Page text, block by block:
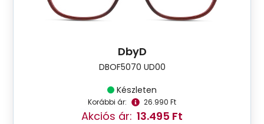
DbyD
DBOF5070 UD00
Készleten
Korábbi ár: 26.990 Ft
Akciós ár: 13.495 Ft